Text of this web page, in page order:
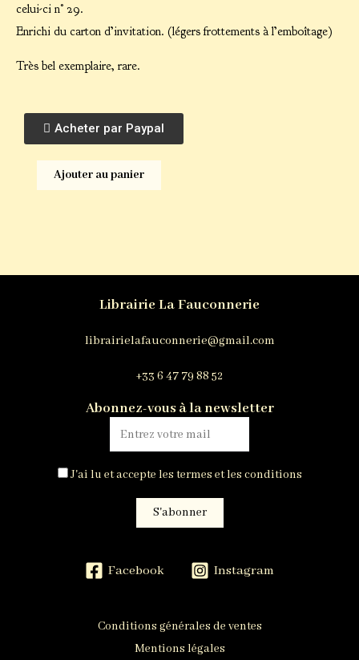
celui-ci n° 29.
Enrichi du carton d’invitation. (légers frottements à l’emboîtage)
Très bel exemplaire, rare.
Acheter par Paypal
Ajouter au panier
Librairie La Fauconnerie
librairielafauconnerie@gmail.com
+33 6 47 79 88 52
Abonnez-vous à la newsletter
J'ai lu et accepte les termes et les conditions
Facebook Instagram
Conditions générales de ventes
Mentions légales